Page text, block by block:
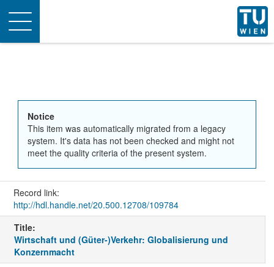
Toggle
navigation
Notice
This item was automatically migrated from a legacy
system. It's data has not been checked and might not
meet the quality criteria of the present system.
Record link:
http://hdl.handle.net/20.500.12708/109784
Title:
Wirtschaft und (Güter-)Verkehr: Globalisierung und
Konzernmacht